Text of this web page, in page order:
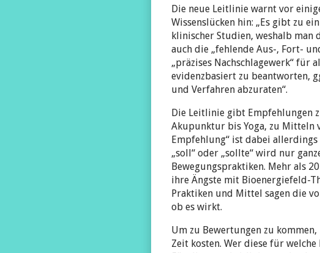
Die neue Leitlinie warnt vor
Wissenslücken hin: „Es gibt zu
klinischer Studien, weshalb
auch die „fehlende Aus-, Fort-
„präzises Nachschlagewerk“ für
evidenzbasiert zu beantworten,
und Verfahren abzuraten“.
Die Leitlinie gibt Empfehlungen
Akupunktur bis Yoga, zu Mitteln
Empfehlung“ ist dabei
„soll“ oder „sollte“ wird nur
Bewegungspraktiken. Mehr als
ihre Ängste mit Bioenergiefeld-
Praktiken und Mittel sagen die
ob es wirkt.
Um zu Bewertungen zu
Zeit kosten. Wer diese für